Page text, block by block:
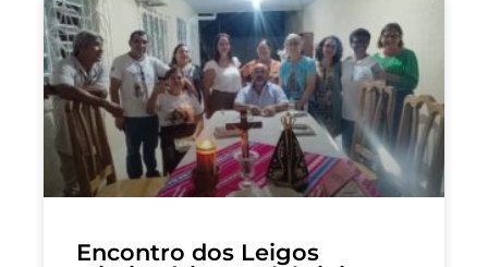
Encontro dos Leigos